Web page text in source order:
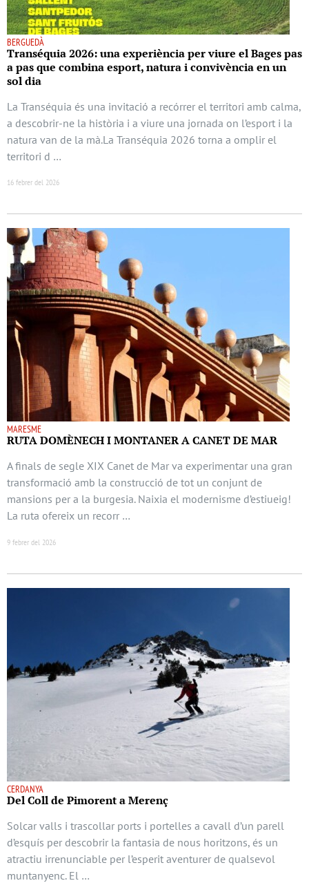
BERGUEDÀ
Transéquia 2026: una experiència per viure el Bages pas
a pas que combina esport, natura i convivència en un
sol dia
La Transéquia és una invitació a recórrer el territori amb calma,
a descobrir-ne la història i a viure una jornada on l’esport i la
natura van de la mà.La Transéquia 2026 torna a omplir el
territori d …
16 febrer del 2026
MARESME
RUTA DOMÈNECH I MONTANER A CANET DE MAR
A finals de segle XIX Canet de Mar va experimentar una gran
transformació amb la construcció de tot un conjunt de
mansions per a la burgesia. Naixia el modernisme d’estiueig!
La ruta ofereix un recorr …
9 febrer del 2026
CERDANYA
Del Coll de Pimorent a Merenç
Solcar valls i trascollar ports i portelles a cavall d’un parell
d’esquís per descobrir la fantasia de nous horitzons, és un
atractiu irrenunciable per l’esperit aventurer de qualsevol
muntanyenc. El …